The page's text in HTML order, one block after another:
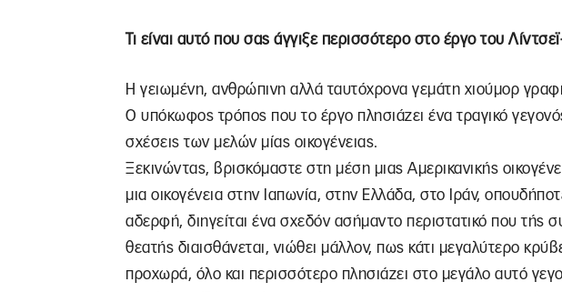
Τι είναι αυτό που σας άγγιξε περισσότερο στο έργο του
Η γειωμένη, ανθρώπινη αλλά ταυτόχρονα γεμάτη χιούμορ
Ο υπόκωφος τρόπος που το έργο πλησιάζει ένα τραγικό
σχέσεις των μελών μίας οικογένειας.
Ξεκινώντας, βρισκόμαστε στη μέση μιας Αμερικανικής
μια οικογένεια στην Ιαπωνία, στην Ελλάδα, στο Ιράν,
αδερφή, διηγείται ένα σχεδόν ασήμαντο περιστατικό που τής
θεατής διαισθάνεται, νιώθει μάλλον, πως κάτι μεγαλύτερο
προχωρά, όλο και περισσότερο πλησιάζει στο μεγάλο αυτό